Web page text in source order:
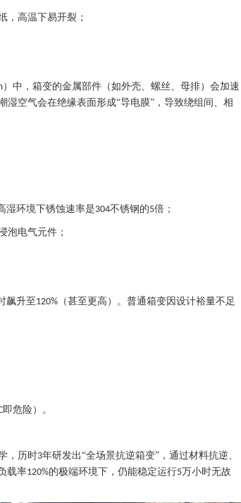
，高温下易开裂；
）中，箱变的金属部件（如外壳、螺丝、母排）会加速
湿空气会在绝缘表面形成“导电膜”，导致绕组间、相
湿环境下锈蚀速率是304不锈钢的5倍；
泡电气元件；
飙升至120% （甚至更高）。普通箱变因设计裕量不足
即危险）。
，历时3年研发出“全场景抗逆箱变”，通过材料抗逆、
载率120%的极端环境下，仍能稳定运行5万小时无故